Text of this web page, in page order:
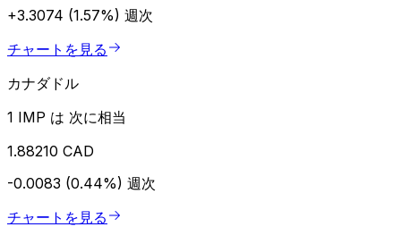
+3.3074 (1.57%) 週次
チャートを見る
カナダドル
1 IMP は 次に相当
1.88210 CAD
-0.0083 (0.44%) 週次
チャートを見る